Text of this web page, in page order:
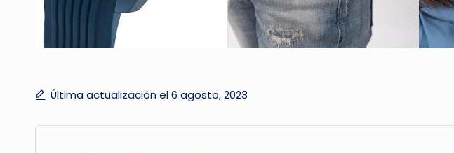
Última actualización el 6 agosto, 2023